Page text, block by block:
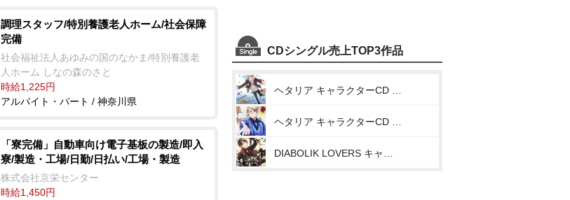
調理スタッフ/特別養護老人ホーム/社会保障
完備
社会福祉法人あゆみの国のなかま/特別養護老
人ホーム しなの森のさと
時給1,225円
アルバイト・パート / 神奈川県
「寮完備」自動車向け電子基板の製造/即入
寮/製造・工場/日勤/日払い/工場・製造
株式会社京栄センター
時給1,450円
CDシングル売上TOP3作品